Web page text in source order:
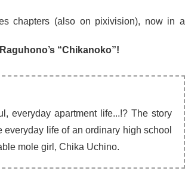
chapters (also on pixivision), now in a
“Chikanoko”!
everyday apartment life...!? The story
life of an ordinary high school
mole girl, Chika Uchino.